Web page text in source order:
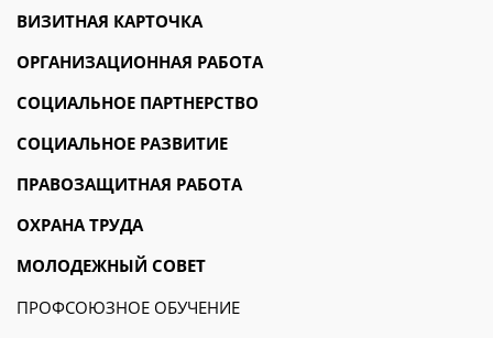
ВИЗИТНАЯ КАРТОЧКА
ОРГАНИЗАЦИОННАЯ РАБОТА
СОЦИАЛЬНОЕ ПАРТНЕРСТВО
СОЦИАЛЬНОЕ РАЗВИТИЕ
ПРАВОЗАЩИТНАЯ РАБОТА
ОХРАНА ТРУДА
МОЛОДЕЖНЫЙ СОВЕТ
ПРОФСОЮЗНОЕ ОБУЧЕНИЕ